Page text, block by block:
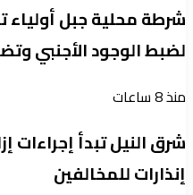
شرطة محلية جبل
لضبط الوجود الأجنبي وتضبط 190
منذ 8 ساعات
شرق النيل تبدأ إجراءات
إنذارات للمخالفين